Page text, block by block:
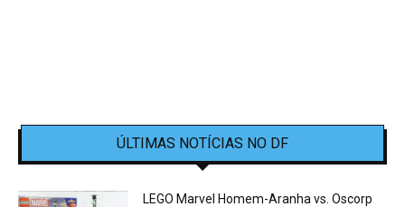
ÚLTIMAS NOTÍCIAS NO DF
LEGO Marvel Homem-Aranha vs. Oscorp